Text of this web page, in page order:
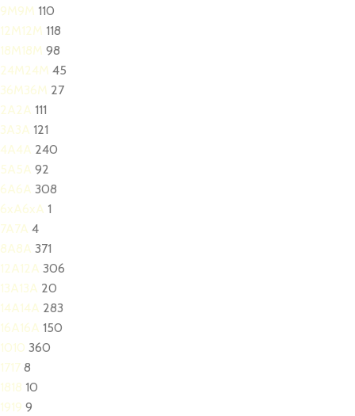
9M9M 110
12M12M 118
18M18M 98
24M24M 45
36M36M 27
2A2A 111
3A3A 121
4A4A 240
5A5A 92
6A6A 308
6xA6xA 1
7A7A 4
8A8A 371
12A12A 306
13A13A 20
14A14A 283
16A16A 150
1010 360
1717 8
1818 10
1919 9